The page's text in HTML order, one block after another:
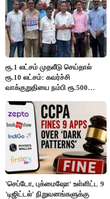
ரூ.1 லட்சம் முதலீடு செய்தால்
ரூ.10 லட்சம்: கவர்ச்சி
வாக்குறுதியை நம்பி ரூ.500
மக்கள்!
'செப்டோ, புக்மைஷோ' உள்ளிட்ட 9
'டிஜிட்டல்' நிறுவனங்களுக்கு